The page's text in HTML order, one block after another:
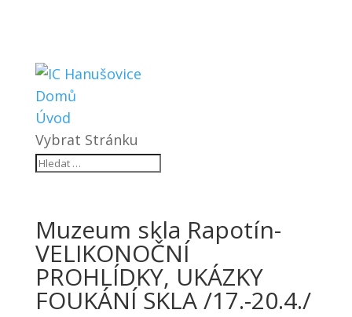
Domů
Úvod
Vybrat Stránku
Muzeum skla Rapotín-
VELIKONOČNÍ
PROHLÍDKY, UKÁZKY
FOUKÁNÍ SKLA /17.-20.4./